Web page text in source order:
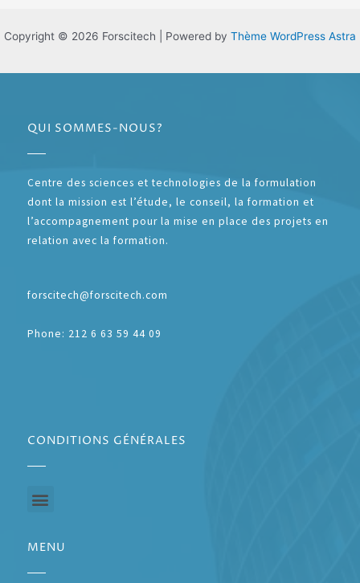
Copyright © 2026 Forscitech | Powered by Thème WordPress Astra
QUI SOMMES-NOUS?
Centre des sciences et technologies de la formulation
dont la mission est l’étude, le conseil, la formation et
l’accompagnement pour la mise en place des projets en
relation avec la formation.
forscitech@forscitech.com
Phone: 212 6 63 59 44 09
CONDITIONS GÉNÉRALES
MENU